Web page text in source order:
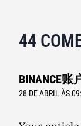
44
BINANCE账
28 DE ABRIL ÀS